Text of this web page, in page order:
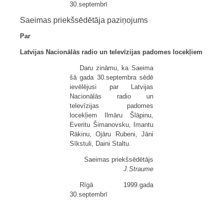
30.septembrī
Saeimas priekšsēdētāja paziņojums
Par
Latvijas Nacionālās radio un televīzijas padomes locekļiem
Daru zināmu, ka Saeima
šā gada 30.septembra sēdē
ievēlējusi par Latvijas
Nacionālās radio un
televīzijas padomes
locekļiem Ilmāru Šlāpinu,
Everitu Šimanovsku, Imantu
Rākinu, Ojāru Rubeni, Jāni
Sīkstuli, Daini Staltu.
Saeimas priekšsēdētājs
J.Straume
Rīgā 1999.gada
30.septembrī